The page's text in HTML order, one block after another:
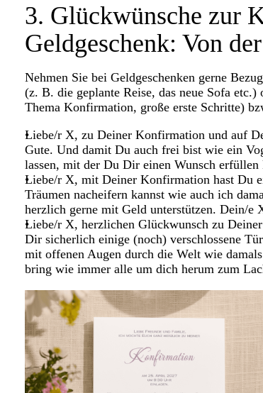
3. Glückwünsche zur
Geldgeschenk: Von
Nehmen Sie bei Geldgeschenken gerne
(z. B. die geplante Reise, das neue Sofa
Thema Konfirmation, große erste Schritte)
Liebe/r X, zu Deiner Konfirmation und auf
Gute. Und damit Du auch frei bist wie ein
lassen, mit der Du Dir einen Wunsch erfüllen
Liebe/r X, mit Deiner Konfirmation hast Du
Träumen nacheifern kannst wie auch ich
herzlich gerne mit Geld unterstützen. Dein/e
Liebe/r X, herzlichen Glückwunsch zu
Dir sicherlich einige (noch) verschlossene
mit offenen Augen durch die Welt wie
bring wie immer alle um dich herum zum